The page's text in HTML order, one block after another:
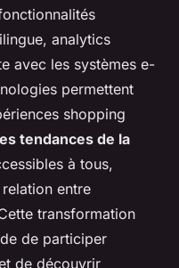
analytics
avec les systèmes e-
permettent
shopping
tendances de la
à tous,
entre
transformation
de participer
de découvrir